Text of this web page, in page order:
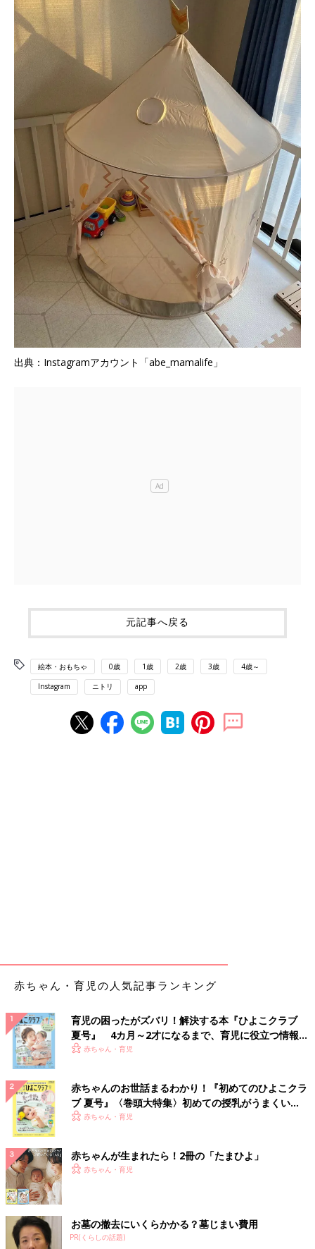
出典：Instagramアカウント「abe_mamalife」
元記事へ戻る
絵本・おもちゃ 0歳 1歳 2歳 3歳 4歳～
Instagram ニトリ app
赤ちゃん・育児の人気記事ランキング
育児の困ったがズバリ！解決する本『ひよこクラブ
夏号』 4カ月～2才になるまで、育児に役立つ情報が
いっぱい！
赤ちゃん・育児
赤ちゃんのお世話まるわかり！『初めてのひよこクラ
ブ 夏号』〈巻頭大特集〉初めての授乳がうまくい
く！ おっぱい・ミルクの基本と夏のトラブル 解決テ
赤ちゃん・育児
赤ちゃんが生まれたら！2冊の「たまひよ」
赤ちゃん・育児
お墓の撤去にいくらかかる？墓じまい費用
PR(くらしの話題)